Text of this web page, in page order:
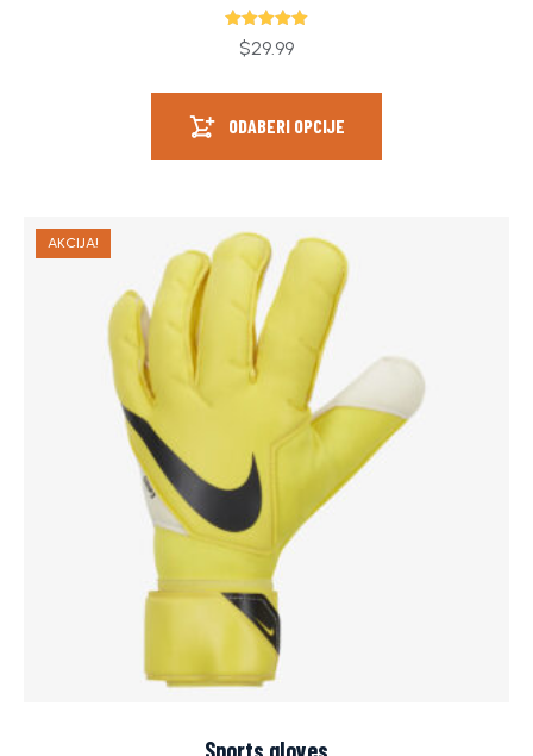
Ocjenjeno
5.00
$29.99
ODABERI OPCIJE
AKCIJA!
Sports gloves